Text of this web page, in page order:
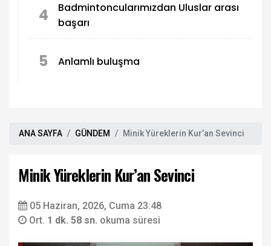
4
Badmintoncularımızdan Uluslar arası
başarı
5 Anlamlı buluşma
ANA SAYFA GÜNDEM Minik Yüreklerin Kur’an Sevinci
Minik Yüreklerin Kur’an Sevinci
05 Haziran, 2026, Cuma 23:48
Ort. 1 dk. 58 sn. okuma süresi